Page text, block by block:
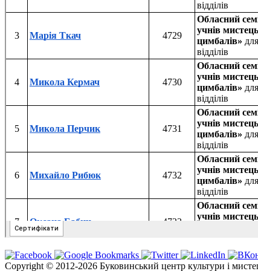
Copyright © 2012-2026 Буковинський центр культури і